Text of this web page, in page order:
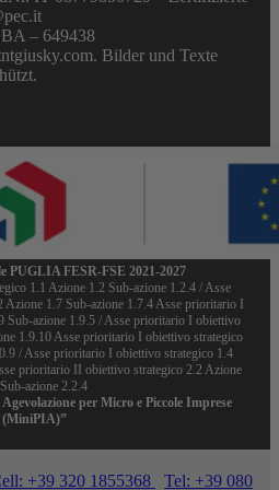
– 649438
Bilder und Texte
PUGLIA FESR-FSE 2021-2027
1.1 Azione 1.2 Sub-azione 1.2.4 / Asse
1.7 Sub-azione 1.7.4 Asse prioritario I
Sub-azione 1.9.5 / Asse prioritario I obiettivo
1.9.10 Asse prioritario I obiettivo strategico
/ Asse prioritario I obiettivo strategico 1.4
prioritario II obiettivo strategico 2.2 Azione
azione 2.2.4
per Micro e Piccole Imprese
(MiniPIA)”
+39 320 1855368
Tel: +39 080